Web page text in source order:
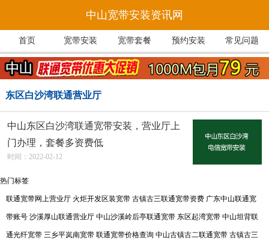
中山宽带安装资讯网
首页 宽带安装 宽带套餐 预约安装 常见问题
东区白沙湾联通营业厅
中山东区白沙湾联通宽带安装，营业厅上
门办理，套餐多资费低
时间：2022-02-12
热门标签
联通宽带网上营业厅 火炬开发区装宽带 古镇古三联通宽带资费 广东中山联通宽
带账号 沙溪厚山联通营业厅 中山沙溪岭后亭联通宽带 东区起湾宽带 中山坦背联
通光纤宽带 三乡平岚南宽带 联通宽带价格查询 中山古镇古二联通宽带 古镇古三